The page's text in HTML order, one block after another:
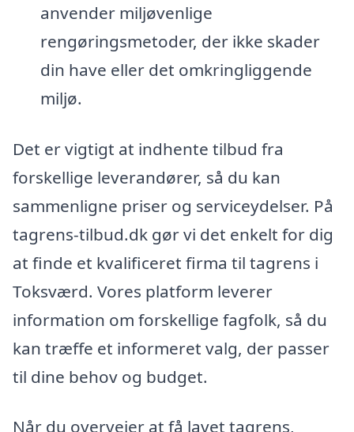
anvender miljøvenlige
rengøringsmetoder, der ikke skader
din have eller det omkringliggende
miljø.
Det er vigtigt at indhente tilbud fra
forskellige leverandører, så du kan
sammenligne priser og serviceydelser. På
tagrens-tilbud.dk gør vi det enkelt for dig
at finde et kvalificeret firma til tagrens i
Toksværd. Vores platform leverer
information om forskellige fagfolk, så du
kan træffe et informeret valg, der passer
til dine behov og budget.
Når du overvejer at få lavet tagrens,